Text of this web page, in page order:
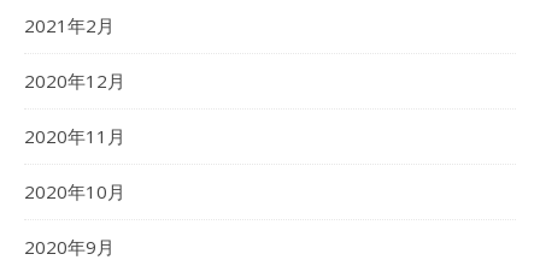
2021年2月
2020年12月
2020年11月
2020年10月
2020年9月